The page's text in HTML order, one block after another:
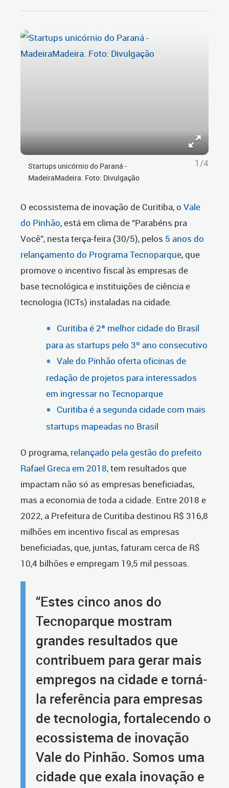
Startups unicórnio do Paraná -
MadeiraMadeira. Foto: Divulgação
1/4
O ecossistema de inovação de Curitiba, o Vale
do Pinhão, está em clima de “Parabéns pra
Você”, nesta terça-feira (30/5), pelos 5 anos do
relançamento do Programa Tecnoparque, que
promove o incentivo fiscal às empresas de
base tecnológica e instituições de ciência e
tecnologia (ICTs) instaladas na cidade.
Curitiba é 2ª melhor cidade do Brasil
para as startups pelo 3º ano consecutivo
Vale do Pinhão oferta oficinas de
redação de projetos para interessados
em ingressar no Tecnoparque
Curitiba é a segunda cidade com mais
startups mapeadas no Brasil
O programa, relançado pela gestão do prefeito
Rafael Greca em 2018,tem resultados que
impactam não só as empresas beneficiadas,
mas a economia de toda a cidade. Entre 2018 e
2022, a Prefeitura de Curitiba destinou R$ 316,8
milhões em incentivo fiscal as empresas
beneficiadas, que, juntas, faturam cerca de R$
10,4 bilhões e empregam 19,5 mil pessoas.
“Estes cinco anos do
Tecnoparque mostram
grandes resultados que
contribuem para gerar mais
empregos na cidade e torná-
la referência para empresas
de tecnologia, fortalecendo o
ecossistema de inovação
Vale do Pinhão. Somos uma
cidade que exala inovação e